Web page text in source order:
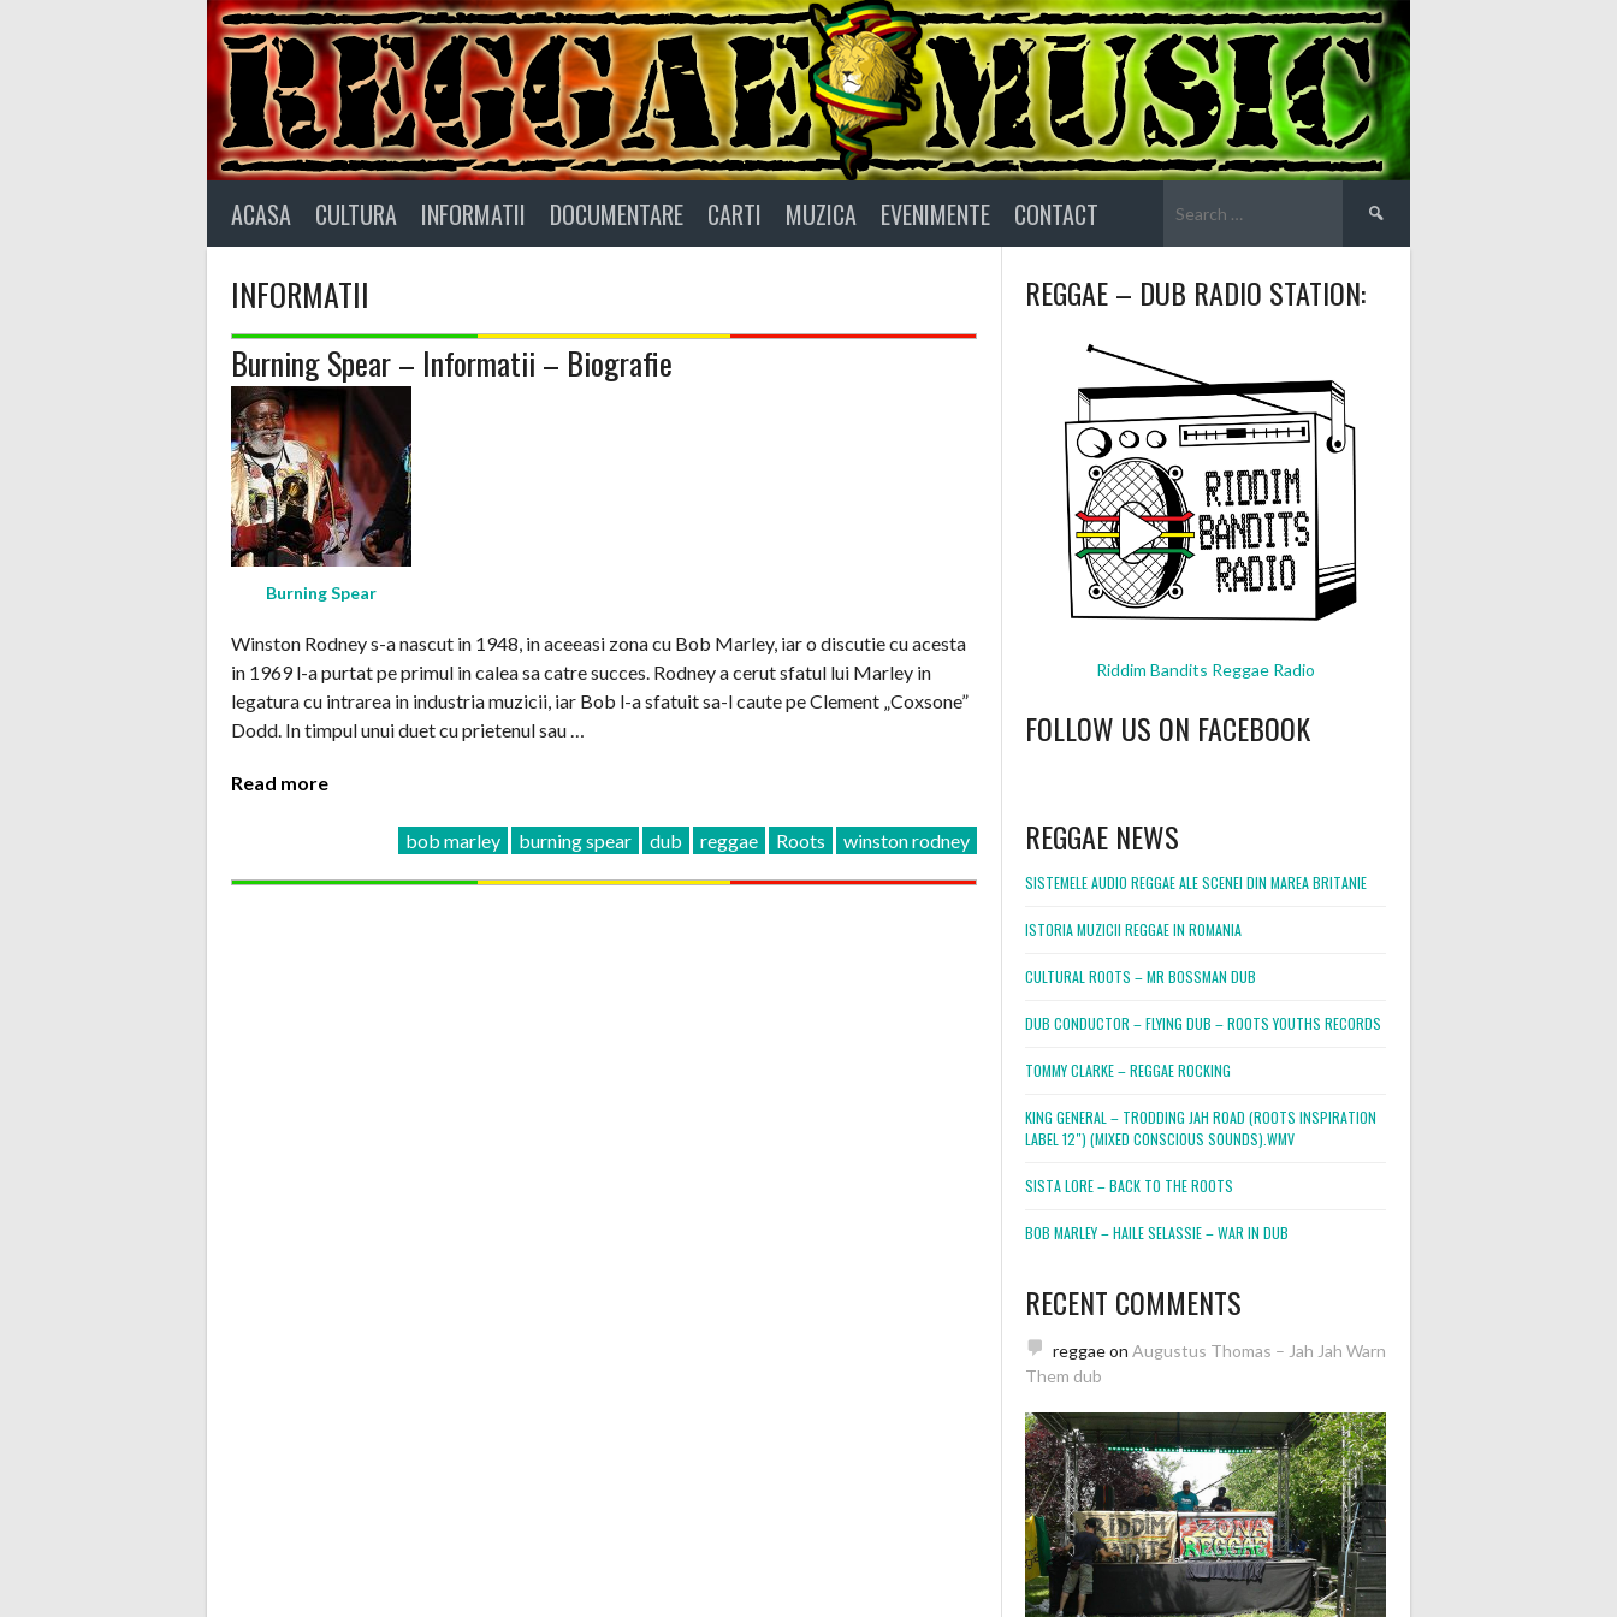
ACASA CULTURA INFORMATII DOCUMENTARE CARTI MUZICA EVENIMENTE CONTACT
for:
INFORMATII
Burning Spear – Informatii – Biografie
Burning Spear
Winston Rodney s-a nascut in 1948, in aceeasi zona cu Bob Marley, iar o discutie cu acesta
in 1969 l-a purtat pe primul in calea sa catre succes. Rodney a cerut sfatul lui Marley in
legatura cu intrarea in industria muzicii, iar Bob l-a sfatuit sa-l caute pe Clement „Coxsone”
Dodd. In timpul unui duet cu prietenul sau …
Read more
bob marley burning spear dub reggae Roots winston rodney
REGGAE – DUB RADIO STATION:
Riddim Bandits Reggae Radio
FOLLOW US ON FACEBOOK
REGGAE NEWS
SISTEMELE AUDIO REGGAE ALE SCENEI DIN MAREA BRITANIE
ISTORIA MUZICII REGGAE IN ROMANIA
CULTURAL ROOTS – MR BOSSMAN DUB
DUB CONDUCTOR – FLYING DUB – ROOTS YOUTHS RECORDS
TOMMY CLARKE – REGGAE ROCKING
KING GENERAL – TRODDING JAH ROAD (ROOTS INSPIRATION
LABEL 12″) (MIXED CONSCIOUS SOUNDS).WMV
SISTA LORE – BACK TO THE ROOTS
BOB MARLEY – HAILE SELASSIE – WAR IN DUB
RECENT COMMENTS
reggaeon Augustus Thomas – Jah Jah Warn
Them dub